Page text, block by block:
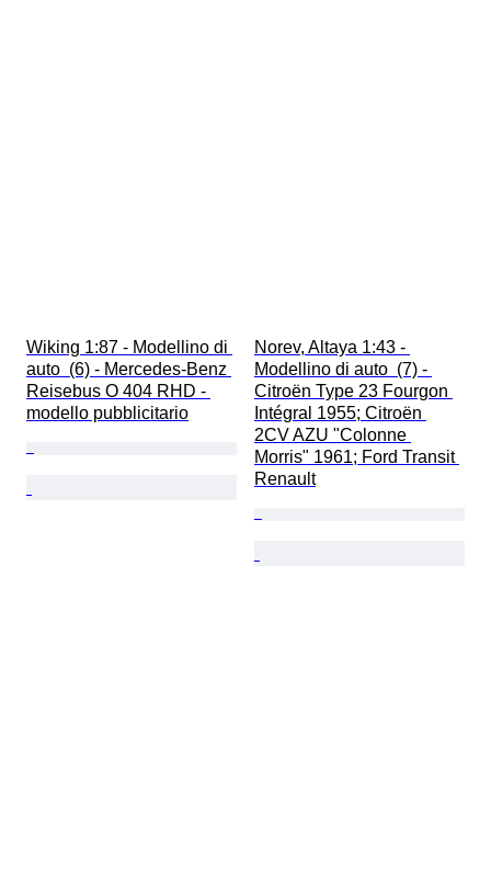
Wiking 1:87 - Modellino di
auto  (6) - Mercedes-Benz
Reisebus O 404 RHD -
modello pubblicitario
Norev, Altaya 1:43 -
Modellino di auto  (7) -
Citroën Type 23 Fourgon
Intégral 1955; Citroën
2CV AZU "Colonne
Morris" 1961; Ford Transit
Renault